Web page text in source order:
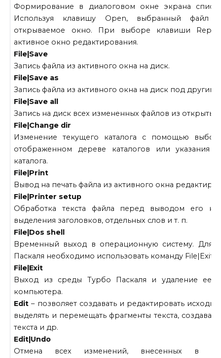
Формирование в диалоговом окне экрана
Используя клавишу Open, выбранный файл
открываемое окно. При выборе клавиши
активное окно редактирования.
File|Save
Запись файла из активного окна на диск.
File|Save as
Запись файла из активного окна на диск под другим
File|Save all
Запись на диск всех измененных файлов из открытых
File|Change dir
Изменение текущего каталога с помощью
отображенном дереве каталогов или указания
каталога.
File|Print
Вывод на печать файла из активного окна
File|Printer setup
Обработка текста файла перед выводом его
выделения заголовков, отдельных слов и т. п.
File|Dos shell
Временный выход в операционную систему. Для
Паскаля необходимо использовать команду File|Exit.
File|Exit
Выход из среды Турбо Паскаля и удаление ее
компьютера.
Edit– позволяет создавать и редактировать
выделять и перемещать фрагменты текста,
текста и др.
Edit|Undo
Отмена всех изменений, внесенных в